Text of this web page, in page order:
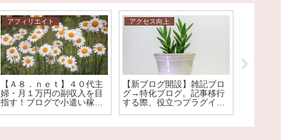
アフィリエイト
【Ａ８．ｎｅｔ】４０代主
婦・月１万円の副収入を目
指す！ブログで小遣い稼ぎ
アクセス向上
【新ブログ開設】雑記ブロ
グ→特化ブログ。記事移行
する際、役立つプラグイン